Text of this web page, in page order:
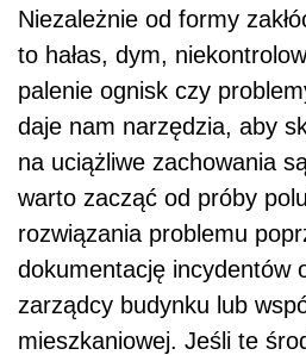
Niezależnie od formy
to hałas, dym,
palenie ognisk czy
daje nam narzędzia, aby
na uciążliwe zachowania
warto zacząć od próby
rozwiązania problemu
dokumentację incydentów
zarządcy budynku lub
mieszkaniowej. Jeśli te